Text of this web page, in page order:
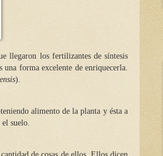
llegaron los fertilizantes de síntesis
una forma excelente de enriquecerla.
).
alimento de la planta y ésta a
suelo.